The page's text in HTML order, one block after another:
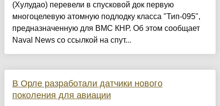
(Хулудао) перевели в спусковой док первую
многоцелевую атомную подлодку класса "Тип-095",
предназначенную для ВМС КНР. Об этом сообщает
Naval News со ссылкой на спут...
В Орле разработали датчики нового
поколения для авиации